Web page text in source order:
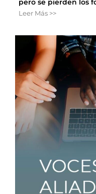
pero se pierden los
Leer Más >>